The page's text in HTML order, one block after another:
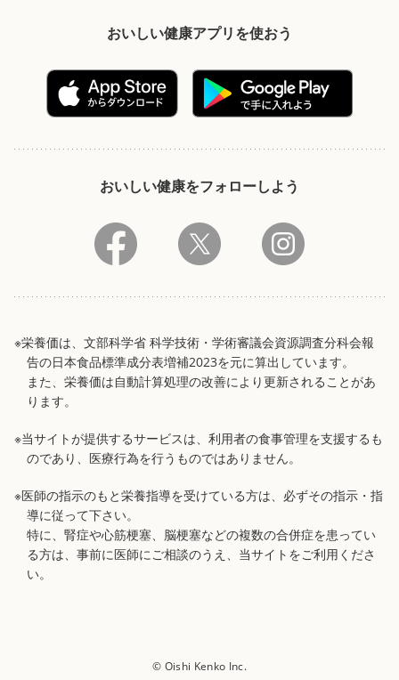
おいしい健康アプリを使おう
おいしい健康をフォローしよう
※栄養価は、文部科学省 科学技術・学術審議会資源調査分科会報
告の日本食品標準成分表増補2023を元に算出しています。
また、栄養価は自動計算処理の改善により更新されることがあ
ります。
※当サイトが提供するサービスは、利用者の食事管理を支援するも
のであり、医療行為を行うものではありません。
※医師の指示のもと栄養指導を受けている方は、必ずその指示・指
導に従って下さい。
特に、腎症や心筋梗塞、脳梗塞などの複数の合併症を患ってい
る方は、事前に医師にご相談のうえ、当サイトをご利用くださ
い。
© Oishi Kenko Inc.